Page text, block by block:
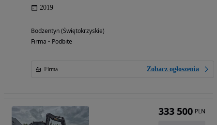
2019
Bodzentyn (Świętokrzyskie)
Firma • Podbite
Firma Zobacz ogłoszenia
333 500 PLN